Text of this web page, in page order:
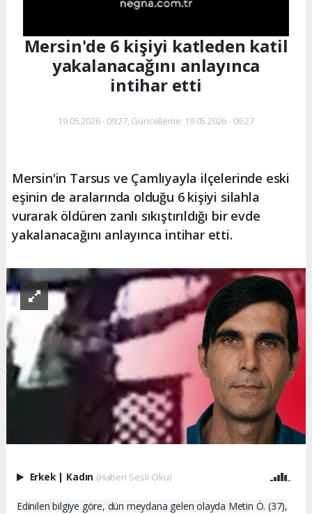
Mersin'de 6 kişiyi katleden katil
yakalanacağını anlayınca
intihar etti
19.05.2026 - 09:27, Güncelleme: 19.05.2026 - 09:27
Mersin'in Tarsus ve Çamlıyayla ilçelerinde eski
eşinin de aralarında olduğu 6 kişiyi silahla
vurarak öldüren zanlı sıkıştırıldığı bir evde
yakalanacağını anlayınca intihar etti.
Erkek Kadın (Haberi Sesli Oku)
Edinilen bilgiye göre, dün meydana gelen olayda Metin Ö. (37),